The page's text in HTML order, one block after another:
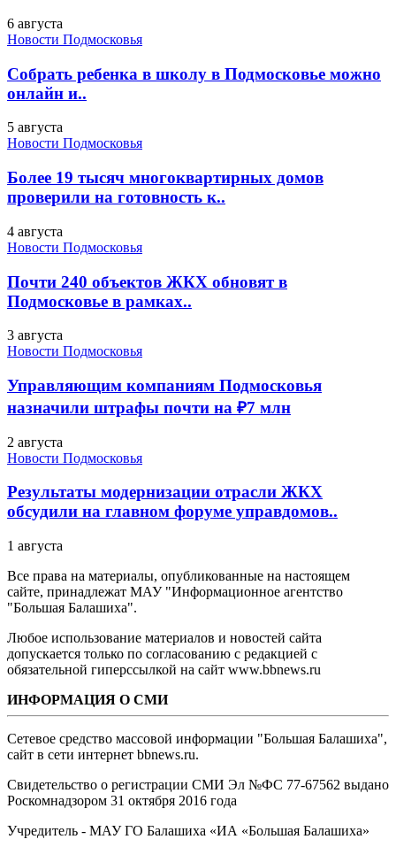
6 августа
Новости Подмосковья
Собрать ребенка в школу в Подмосковье можно
онлайн и..
5 августа
Новости Подмосковья
Более 19 тысяч многоквартирных домов
проверили на готовность к..
4 августа
Новости Подмосковья
Почти 240 объектов ЖКХ обновят в
Подмосковье в рамках..
3 августа
Новости Подмосковья
Управляющим компаниям Подмосковья
назначили штрафы почти на ₽7 млн
2 августа
Новости Подмосковья
Результаты модернизации отрасли ЖКХ
обсудили на главном форуме управдомов..
1 августа
Все права на материалы, опубликованные на настоящем
сайте, принадлежат МАУ "Информационное агентство
"Большая Балашиха".
Любое использование материалов и новостей сайта
допускается только по согласованию с редакцией с
обязательной гиперссылкой на сайт www.bbnews.ru
ИНФОРМАЦИЯ О СМИ
Сетевое средство массовой информации "Большая Балашиха",
сайт в сети интернет bbnews.ru.
Свидетельство о регистрации СМИ Эл №ФС ‎77-67562 выдано
Роскомнадзором 31 октября 2016 года
Учредитель - МАУ ГО Балашиха «ИА «Большая Балашиха»